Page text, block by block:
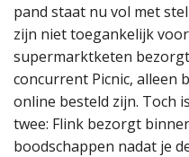
pand staat nu vol met
zijn niet toegankelijk
supermarktketen
concurrent Picnic, alleen
online besteld zijn. Toch
twee: Flink bezorgt
boodschappen nadat je